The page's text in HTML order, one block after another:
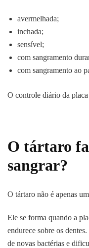
avermelhada;
inchada;
sensível;
com sangramento
com sangramento ao
O controle diário da placa
O tártaro
sangrar?
O tártaro não é apenas
Ele se forma quando a
endurece sobre os
de novas bactérias e